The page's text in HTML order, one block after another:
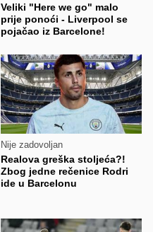
Veliki "Here we go" malo
prije ponoći - Liverpool se
pojačao iz Barcelone!
Nije zadovoljan
Realova greška stoljeća?!
Zbog jedne rečenice Rodri
ide u Barcelonu